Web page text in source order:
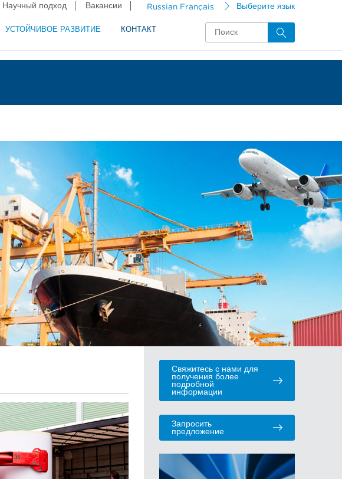
Russian Français Выберите язык
Научный подход Вакансии
УСТОЙЧИВОЕ РАЗВИТИЕ КОНТАКТ
Свяжитесь с нами для
получения более
подробной
информации
Запросить
предложение